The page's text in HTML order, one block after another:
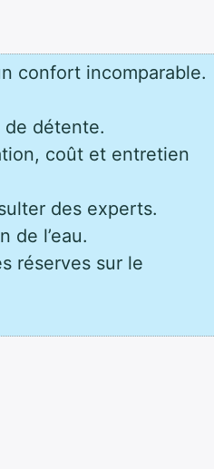
confort incomparable.
de détente.
coût et entretien
des experts.
de l’eau.
réserves sur le